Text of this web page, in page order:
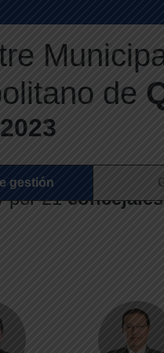
gestión
de
por 21